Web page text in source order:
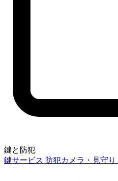
鍵と防犯
鍵サービス 防犯カメラ・見守り